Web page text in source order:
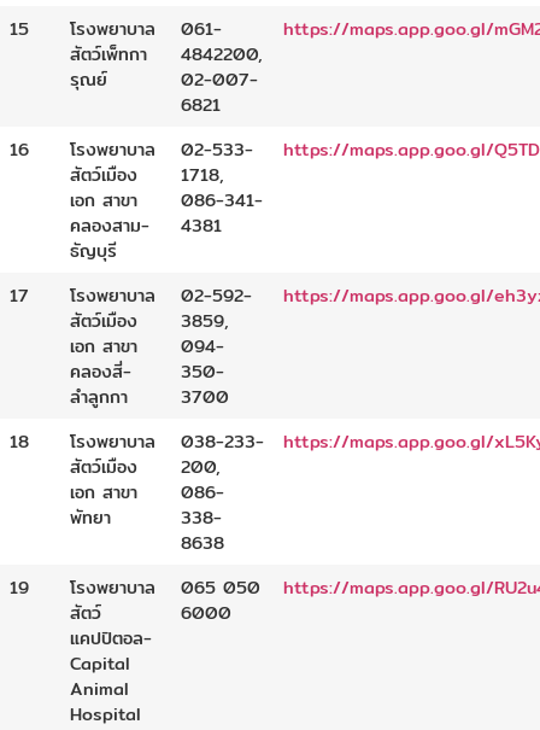
15
โรงพยาบาล
สัตว์เพ็ทกา
รุณย์
061-
4842200,
02-007-
6821
https://maps.app.goo.gl/
16
โรงพยาบาล
สัตว์เมือง
เอก สาขา
คลองสาม-
ธัญบุรี
02-533-
1718,
086-341-
4381
https://maps.app.goo.gl/
17
โรงพยาบาล
สัตว์เมือง
เอก สาขา
คลองสี่-
ลำลูกกา
02-592-
3859,
094-
350-
3700
https://maps.app.goo.gl/
18
โรงพยาบาล
สัตว์เมือง
เอก สาขา
พัทยา
038-233-
200,
086-
338-
8638
https://maps.app.goo.gl/
19
โรงพยาบาล
สัตว์
แคปปิตอล-
Capital
Animal
Hospital
065 050
6000
https://maps.app.goo.gl/